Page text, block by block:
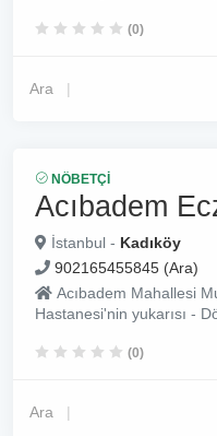
(0)
Ara
NÖBETÇI
Acıbadem
İstanbul - Kadıköy
902165455845 (Ara)
Acıbadem Mahallesi
Hastanesi'nin yukarısı -
(0)
Ara